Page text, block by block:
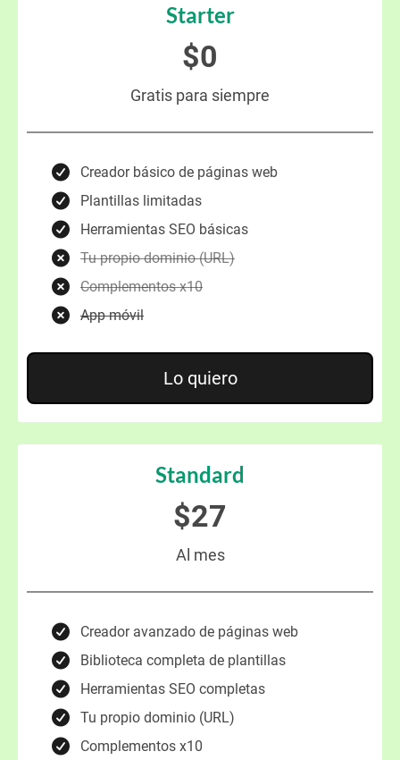
Starter
$0
Gratis para siempre
Creador básico de páginas web
Plantillas limitadas
Herramientas SEO básicas
Tu propio dominio (URL)
Complementos x10
App móvil
Lo quiero
Standard
$27
Al mes
Creador avanzado de páginas web
Biblioteca completa de plantillas
Herramientas SEO completas
Tu propio dominio (URL)
Complementos x10